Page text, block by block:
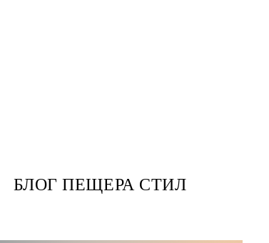
БЛОГ ПЕЩЕРА СТИЛ